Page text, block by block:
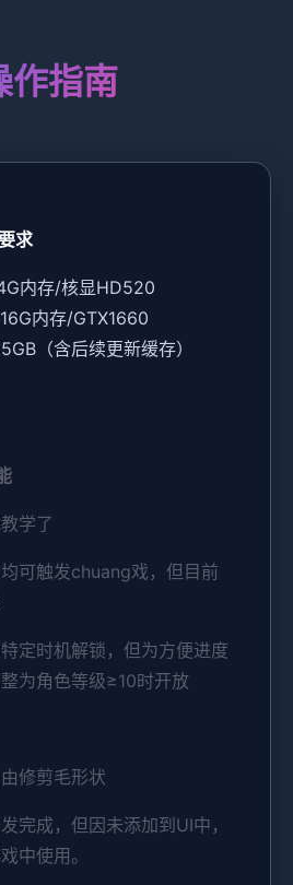
作指南
求
内存/核显HD520
内存/GTX1660
（含后续更新缓存）
学了
可触发chuang戏，但目前
定时机解锁，但为方便进度
为角色等级≥10时开放
修剪毛形状
完成，但因未添加到UI中，
中使用。